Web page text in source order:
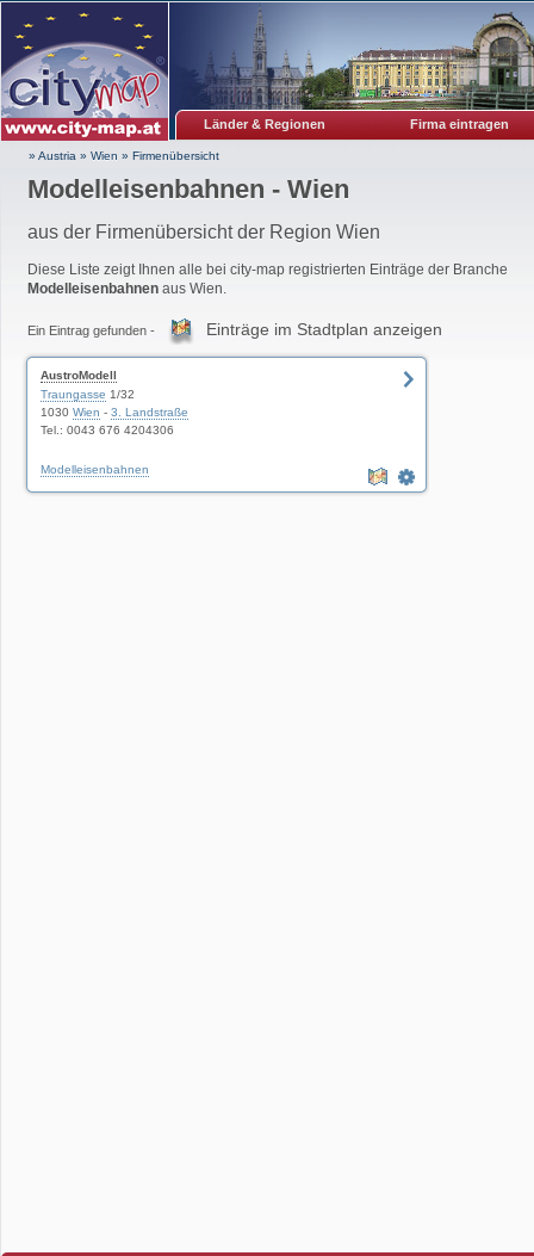
Länder & Regionen Firma eintragen
» Austria » Wien » Firmenübersicht
Modelleisenbahnen - Wien
aus der Firmenübersicht der Region Wien
Diese Liste zeigt Ihnen alle bei city-map registrierten Einträge der Branche
Modelleisenbahnen aus Wien.
Ein Eintrag gefunden - Einträge im Stadtplan anzeigen
AustroModell
Traungasse 1/32
1030 Wien - 3. Landstraße
Tel.: 0043 676 4204306
Modelleisenbahnen